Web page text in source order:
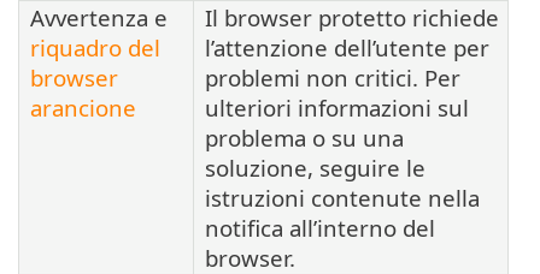
Avvertenza e
riquadro del
browser
arancione
Il browser protetto richiede
l’attenzione dell’utente per
problemi non critici. Per
ulteriori informazioni sul
problema o su una
soluzione, seguire le
istruzioni contenute nella
notifica all’interno del
browser.